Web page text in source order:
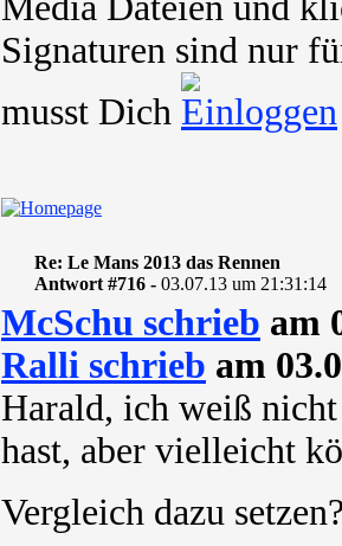
Signaturen sind nur
musst Dich
Re: Le Mans 2013 das Rennen
Antwort #716 - 03.07.13 um 21:31:14
McSchu schrieb am
Ralli schrieb am
Harald, ich weiß
hast, aber vielleicht
Vergleich dazu